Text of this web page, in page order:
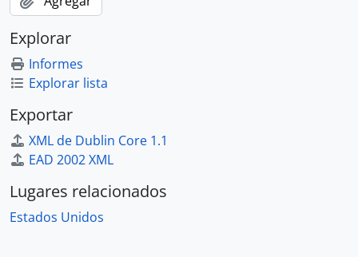
Explorar
Informes
Explorar lista
Exportar
XML de Dublin Core 1.1
EAD 2002 XML
Lugares relacionados
Estados Unidos